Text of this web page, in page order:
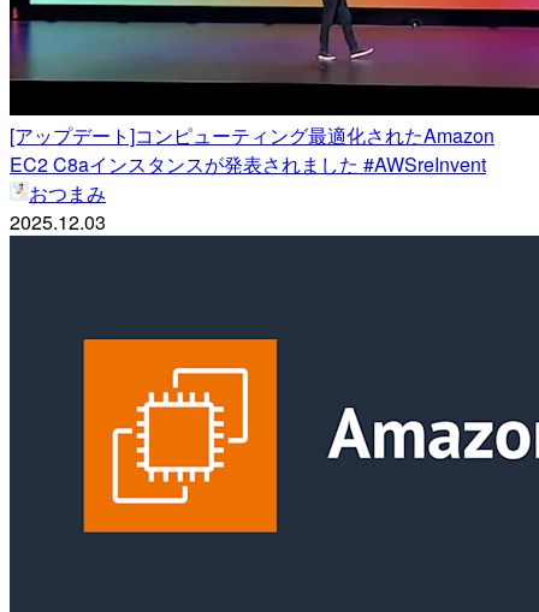
[アップデート]コンピューティング最適化されたAmazon
EC2 C8aインスタンスが発表されました #AWSreInvent
おつまみ
2025.12.03